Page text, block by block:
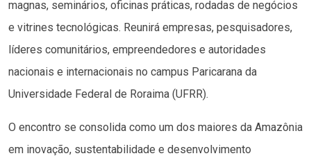
magnas, seminários, oficinas práticas, rodadas de negócios
e vitrines tecnológicas. Reunirá empresas, pesquisadores,
líderes comunitários, empreendedores e autoridades
nacionais e internacionais no campus Paricarana da
Universidade Federal de Roraima (UFRR).
O encontro se consolida como um dos maiores da Amazônia
em inovação, sustentabilidade e desenvolvimento